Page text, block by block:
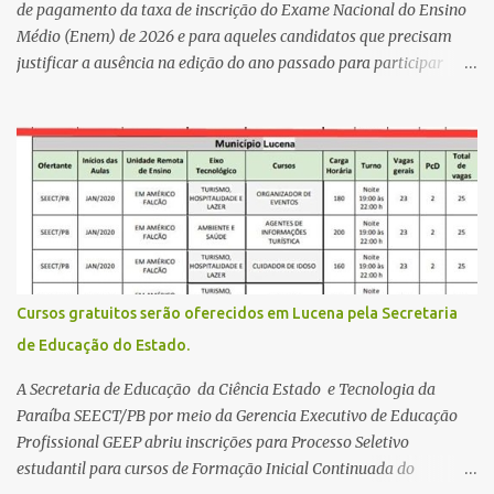
da zona rural deve ser mais valorizado e que eles serão a Fortalez...
de pagamento da taxa de inscrição do Exame Nacional do Ensino
Médio (Enem) de 2026 e para aqueles candidatos que precisam
justificar a ausência na edição do ano passado para participar
eletrônico da Página do Participante do Enem com o login único
da plataforma de serviços digitais do governo federal, o Gov.br.
Direito de solicitar a isenção O Inep prevê a gratuidade na
inscrição do exame para os seguintes casos: · matriculados no 3º
ano do ensino médio em escola pública, em 2026; LEIA MAIS
Usina Cultural tem fim de semana com literatura, música e evento
solidário Governo da Paraíba empossa 1000 novos professores e
mais convocações devem ocorrer Volta às aulas 2026.1 da
Faculdade Três Marias marca início do semestre e matrículas
seguem abertas para novos alunos · es...
Cursos gratuitos serão oferecidos em Lucena pela Secretaria
de Educação do Estado.
A Secretaria de Educação da Ciência Estado e Tecnologia da
Paraíba SEECT/PB por meio da Gerencia Executivo de Educação
Profissional GEEP abriu inscrições para Processo Seletivo
estudantil para cursos de Formação Inicial Continuada do